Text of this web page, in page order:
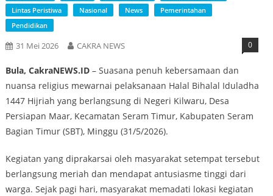
Lintas Peristiwa
Nasional News
Pemerintahan
Pendidikan
31 Mei 2026 CAKRA NEWS 0
Bula, CakraNEWS.ID– Suasana penuh kebersamaan dan
nuansa religius mewarnai pelaksanaan Halal Bihalal Iduladha
1447 Hijriah yang berlangsung di Negeri Kilwaru, Desa
Persiapan Maar, Kecamatan Seram Timur, Kabupaten Seram
Bagian Timur (SBT), Minggu (31/5/2026).
Kegiatan yang diprakarsai oleh masyarakat setempat tersebut
berlangsung meriah dan mendapat antusiasme tinggi dari
warga. Sejak pagi hari, masyarakat memadati lokasi kegiatan